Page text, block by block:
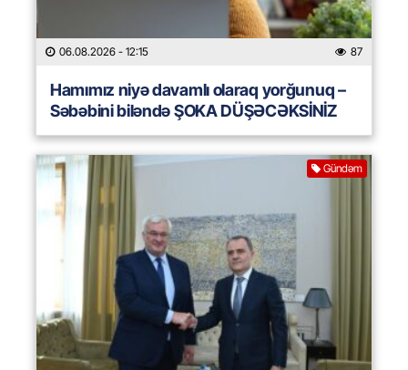
06.08.2026 - 12:15 87
Hamımız niyə davamlı olaraq yorğunuq –
Səbəbini biləndə ŞOKA DÜŞƏCƏKSİNİZ
Gündəm